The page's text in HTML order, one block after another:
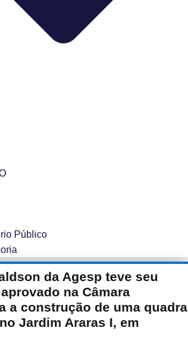
Público
da Agesp teve seu
na Câmara
a construção de uma quadra
Jardim Araras I, em